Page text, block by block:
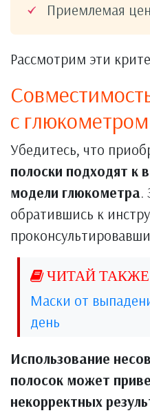
Приемлемая
Рассмотрим эти
с глюкометром
Убедитесь, что
полоски подходят к
модели глюкометра.
обратившись к
Маски от
день
Использование
полосок может
некорректных